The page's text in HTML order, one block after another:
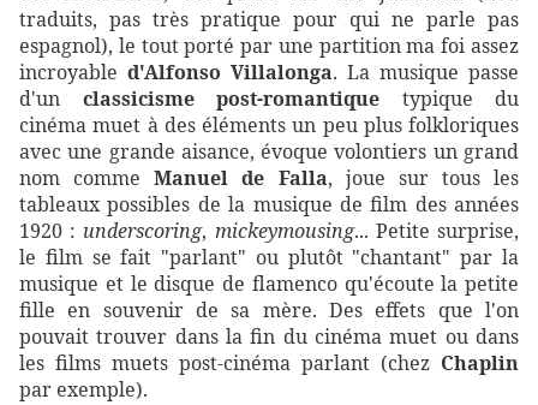
traduits, pas très pratique pour qui ne parle pas
espagnol), le tout porté par une partition ma foi assez
incroyable d'Alfonso Villalonga. La musique passe
d'un classicisme post-romantique typique du
cinéma muet à des éléments un peu plus folkloriques
avec une grande aisance, évoque volontiers un grand
nom commeManuel de Falla, joue sur tous les
tableaux possibles de la musique de film des années
1920 : underscoring, mickeymousing... Petite surprise,
le film se fait "parlant" ou plutôt "chantant" par la
musique et le disque de flamenco qu'écoute la petite
fille en souvenir de sa mère. Des effets que l'on
pouvait trouver dans la fin du cinéma muet ou dans
les films muets post-cinéma parlant (chez Chaplin
par exemple).